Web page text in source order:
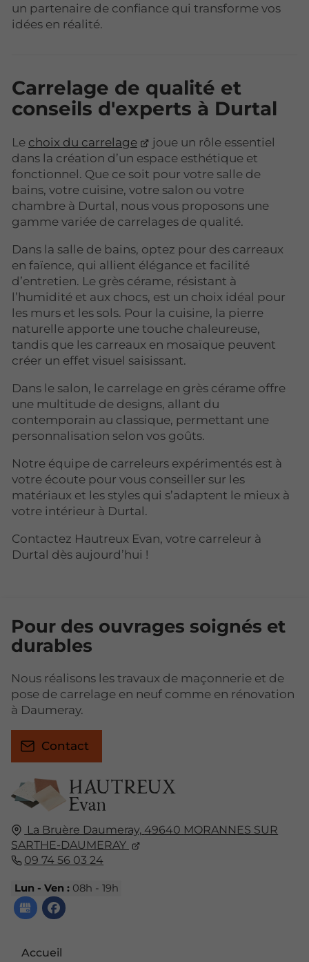
un partenaire de confiance qui transforme vos
idées en réalité.
Carrelage de qualité et
conseils d'experts à Durtal
Le choix du carrelage
joue un rôle essentiel
dans la création d’un espace esthétique et
fonctionnel. Que ce soit pour votre salle de
bains, votre cuisine, votre salon ou votre
chambre à Durtal, nous vous proposons une
gamme variée de carrelages de qualité.
Dans la salle de bains, optez pour des carreaux
en faïence, qui allient élégance et facilité
d’entretien. Le grès cérame, résistant à
l’humidité et aux chocs, est un choix idéal pour
les murs et les sols. Pour la cuisine, la pierre
naturelle apporte une touche chaleureuse,
tandis que les carreaux en mosaïque peuvent
créer un effet visuel saisissant.
Dans le salon, le carrelage en grès cérame offre
une multitude de designs, allant du
contemporain au classique, permettant une
personnalisation selon vos goûts.
Notre équipe de carreleurs expérimentés est à
votre écoute pour vous conseiller sur les
matériaux et les styles qui s’adaptent le mieux à
votre intérieur à Durtal.
Contactez Hautreux Evan, votre carreleur à
Durtal dès aujourd’hui !
La Bruère Daumeray, 49640 MORANNES SUR
SARTHE-DAUMERAY
09 74 56 03 24
Lun - Ven :08h - 19h
Accueil
Pour des ouvrages soignés et
durables
Nous réalisons les travaux de maçonnerie et de
pose de carrelage en neuf comme en rénovation
à Daumeray.
Contact